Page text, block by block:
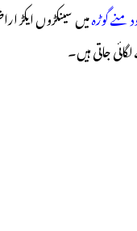
میں سینکڑوں ایکڑ
جاتی ہیں۔